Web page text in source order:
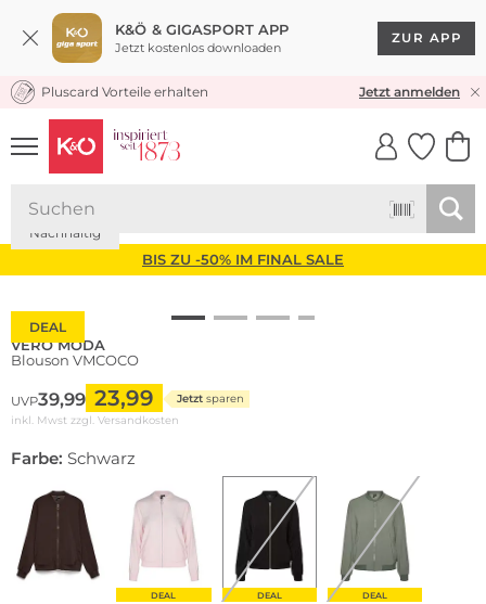
K&Ö & GIGASPORT APP
Jetzt kostenlos downloaden
ZUR APP
KOSTENLOSER VERSAND* & RÜCKVERSAND
Pluscard Vorteile erhalten Jetzt anmelden
UNSERE APP
CLICK &
BIS ZU -50% IM FINAL SALE
DEAL
Nachhaltig
VERO MODA
Blouson VMCOCO
UVP39,99 23,99 Jetzt sparen
inkl. Mwst zzgl. Versandkosten
Farbe: Schwarz
DEAL DEAL DEAL